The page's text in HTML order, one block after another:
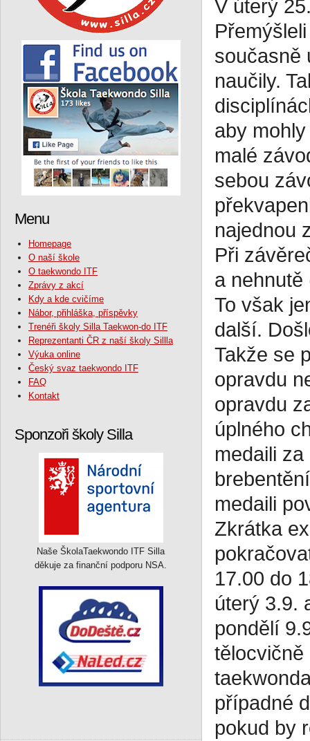
Menu
Homepage
O naší škole
O taekwondo ITF
Zprávy z akcí
Kdy a kde cvičíme
Nábor, přihláška, příspěvky
Trenéři školy Silla Taekwon-do ITF
Reprezentanti ČR z naší školy Sillla
Výuka online
Český svaz taekwondo ITF
FAQ
Kontakt
Sponzoři školy Silla
Naše ŠkolaTaekwondo ITF Silla
děkuje za finanční podporu NSA.
V úterý
současně
naučily.
aby
malé
sebou
najednou
Při
a
To však
další.
Takže se
opravdu
opravdu
úplného
medaili
medaili
Zkrátka
17.00 do
úterý 3.9.
pondělí
tělocvičně
případné
pokud by